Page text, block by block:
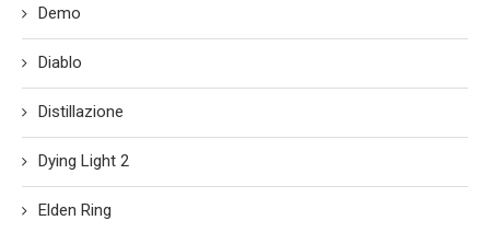
Demo
Diablo
Distillazione
Dying Light 2
Elden Ring